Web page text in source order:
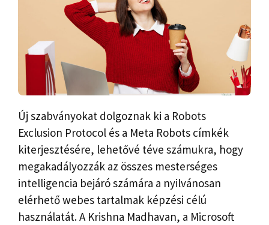
Új szabványokat dolgoznak ki a Robots
Exclusion Protocol és a Meta Robots címkék
kiterjesztésére, lehetővé téve számukra, hogy
megakadályozzák az összes mesterséges
intelligencia bejáró számára a nyilvánosan
elérhető webes tartalmak képzési célú
használatát. A Krishna Madhavan, a Microsoft